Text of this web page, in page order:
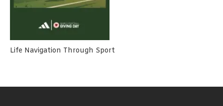
Life Navigation Through Sport